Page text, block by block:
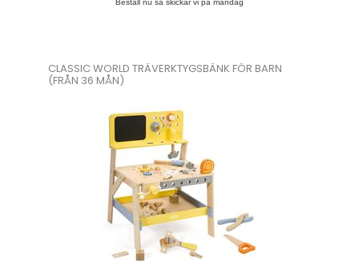
Beställ nu så skickar vi på måndag
CLASSIC WORLD TRÄVERKTYGSBÄNK FÖR BARN
(FRÅN 36 MÅN)